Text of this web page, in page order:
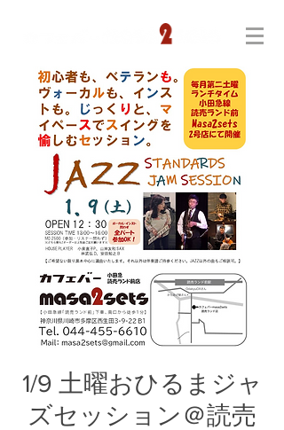
1/9 土曜おひるまジャ
ズセッション＠読売